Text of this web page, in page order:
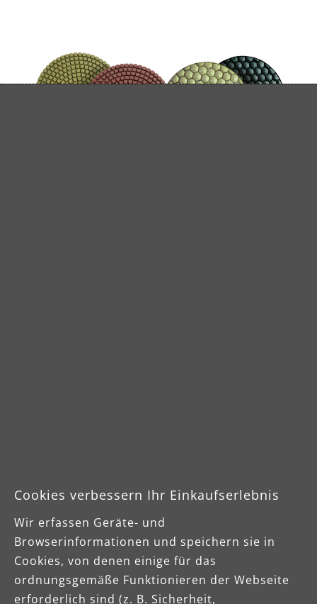
gibt es für Mehrscheibenmaschinen
(Satellitenmaschinen) sowie Betonfräsen.
mehr erfahren
Cookies verbessern Ihr Einkaufserlebnis
Wir erfassen Geräte- und
Browserinformationen und speichern sie in
Cookies, von denen einige für das
ordnungsgemäße Funktionieren der Webseite
erforderlich sind (z. B. Sicherheit,